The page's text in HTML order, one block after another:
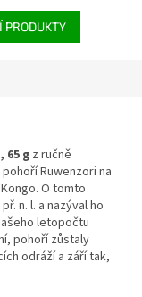
PRODUKTY
65 g z ručně
Ruwenzori na
O tomto
n. l. a nazýval ho
letopočtu
pohoří zůstaly
odráží a září tak,